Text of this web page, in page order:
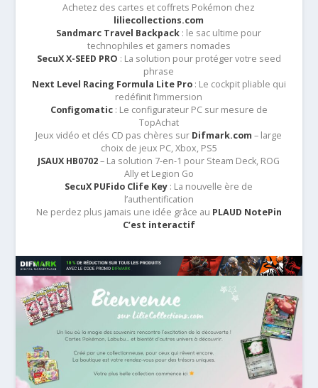
Achetez des cartes et coffrets Pokémon chez
liliecollections.com
Sandmarc Travel Backpack : le sac ultime pour
technophiles et gamers nomades
SecuX X-SEED PRO : La solution pour protéger votre seed
phrase
Next Level Racing Formula Lite Pro: Le cockpit pliable qui
redéfinit l’immersion
Configomatic: Le configurateur PC sur mesure de
TopAchat
Jeux vidéo et clés CD pas chères sur Difmark.com – large
choix de jeux PC, Xbox, PS5
JSAUX HB0702– La solution 7-en-1 pour Steam Deck, ROG
Ally et Legion Go
SecuX PUFido Clife Key : La nouvelle ère de
l’authentification
Ne perdez plus jamais une idée grâce au PLAUD NotePin
C’est interactif